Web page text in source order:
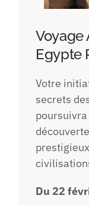
Voyage
Egypte
Votre
secrets
Du 22